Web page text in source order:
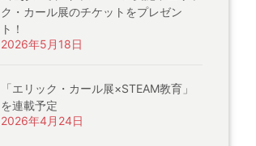
ク・カール展のチケットをプレゼン
ト！
2026年5月18日
「エリック・カール展×STEAM教育」
を連載予定
2026年4月24日